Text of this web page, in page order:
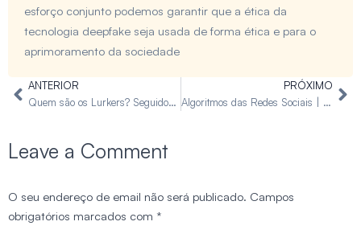
esforço conjunto podemos garantir que a ética da
tecnologia deepfake seja usada de forma ética e para o
aprimoramento da sociedade
PrevANTERIOR
Quem são os Lurkers? Seguidores Ocultos nas Redes Sociais
PRÓXIMO
Algoritmos das Redes Sociais | Visibilidade Através dos Algoritmos
Leave a Comment
O seu endereço de email não será publicado. Campos
obrigatórios marcados com *